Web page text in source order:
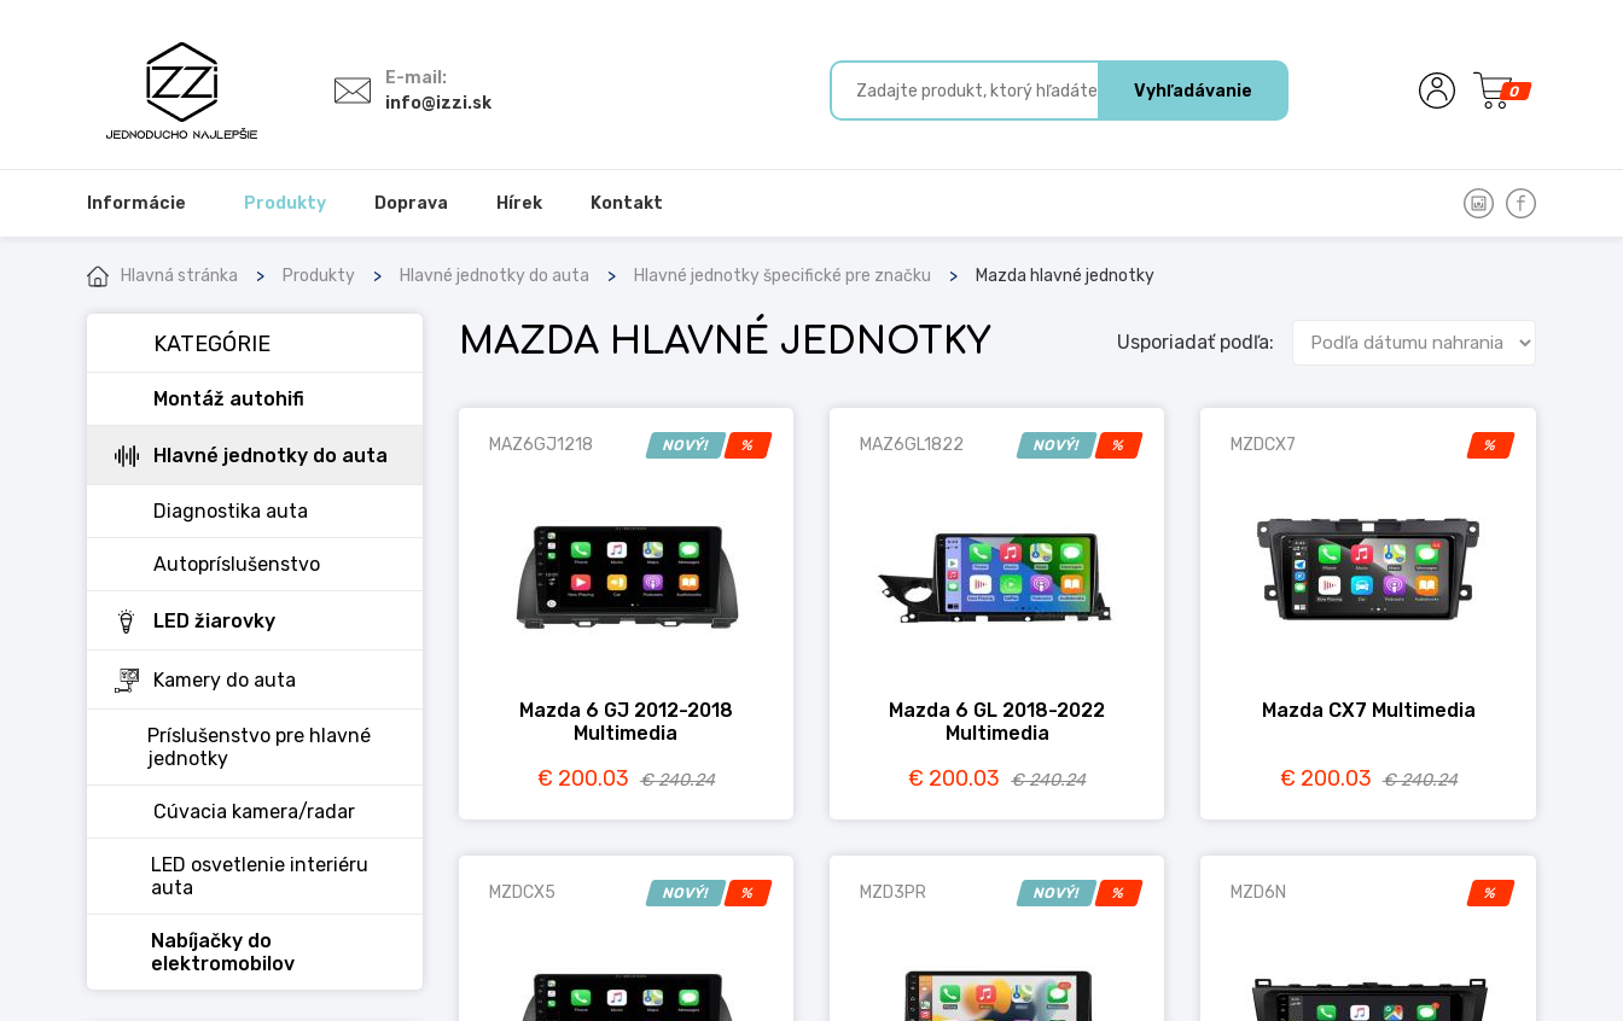
E-mail:
info@izzi.sk
Vyhľadávanie 0
Informácie Produkty Doprava Hírek Kontakt
Hlavná stránka Produkty Hlavné jednotky do auta Hlavné jednotky špecifické pre značku Mazda hlavné jednotky
KATEGÓRIE
Montáž autohifi
Hlavné jednotky do auta
Diagnostika auta
Autopríslušenstvo
LED žiarovky
Kamery do auta
Príslušenstvo pre hlavné
jednotky
Cúvacia kamera/radar
LED osvetlenie interiéru
auta
Nabíjačky do
elektromobilov
MAZDA HLAVNÉ JEDNOTKY Usporiadať podľa:
NOVÝ! %
MAZ6GJ1218
Mazda 6 GJ 2012-2018
Multimedia
€ 200.03 € 240.24
NOVÝ! %
MAZ6GL1822
Mazda 6 GL 2018-2022
Multimedia
€ 200.03 € 240.24
%
MZDCX7
Mazda CX7 Multimedia
€ 200.03 € 240.24
NOVÝ! %
MZDCX5 NOVÝ! %
MZD3PR %
MZD6N